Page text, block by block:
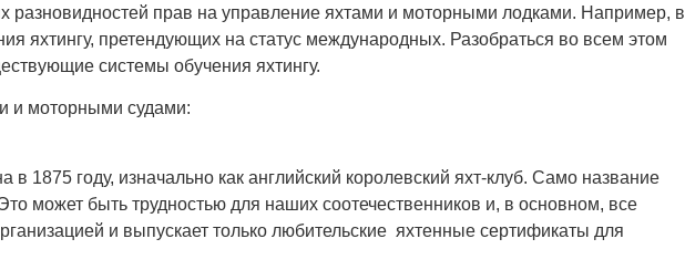
разновидностей прав на управление яхтами и моторными лодками. Например, в
яхтингу, претендующих на статус международных. Разобраться во всем этом
системы обучения яхтингу.
и моторными судами:
году, изначально как английский королевский яхт-клуб. Само название
может быть трудностью для наших соотечественников и, в основном, все
и выпускает только любительские яхтенные сертификаты для